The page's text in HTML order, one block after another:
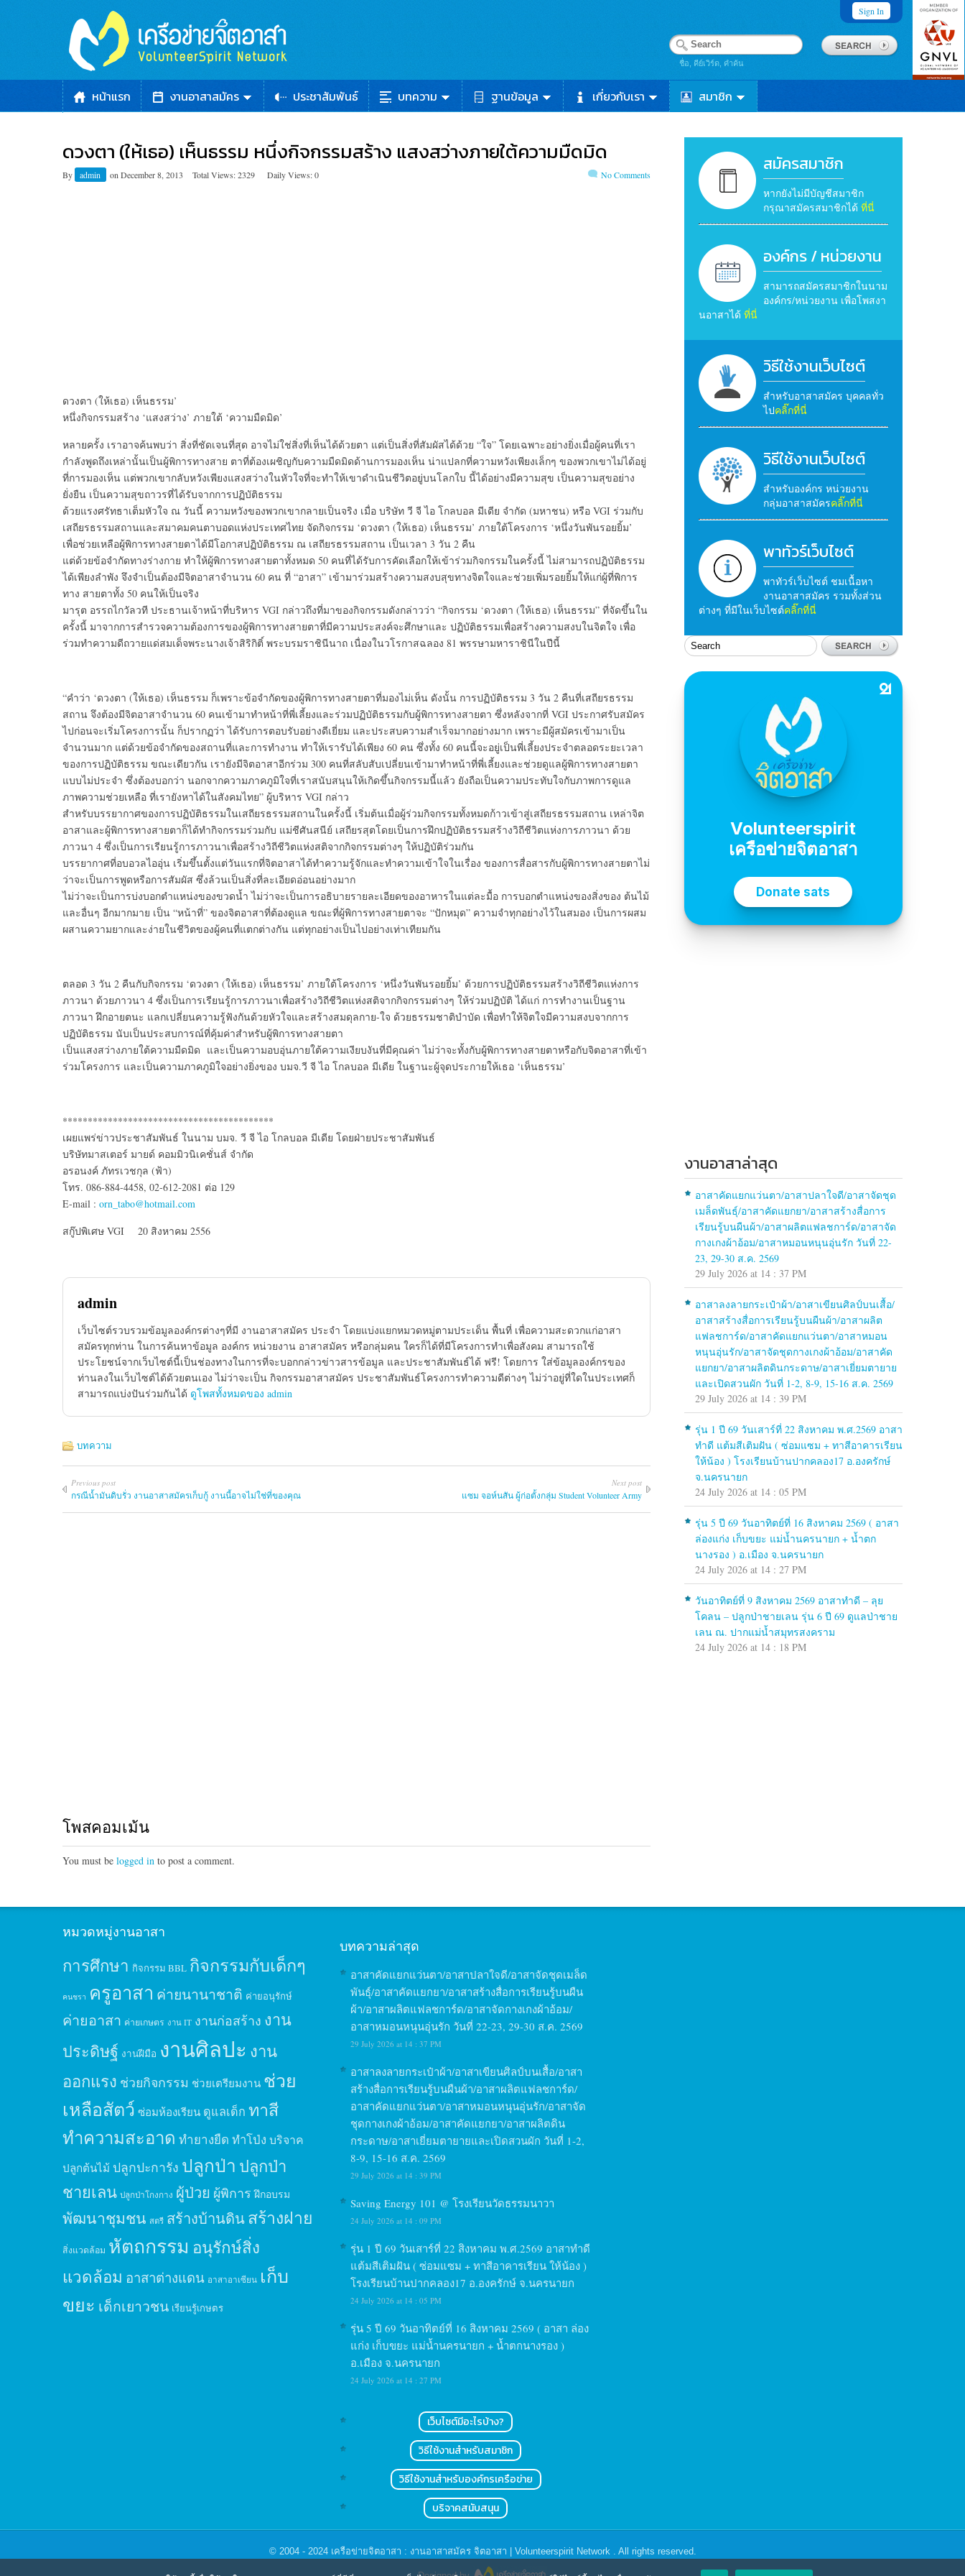
Sign In
ชื่อ, คีย์เวิร์ด, คำค้น
หน้าแรก งานอาสาสมัคร ประชาสัมพันธ์ บทความ ฐานข้อมูล เกี่ยวกับเรา สมาชิก
ดวงตา (ให้เธอ) เห็นธรรม หนึ่งกิจกรรมสร้าง แสงสว่างภายใต้ความมืดมิด
By admin on December 8, 2013 Total Views: 2329 Daily Views: 0 No Comments
ดวงตา (ให้เธอ) เห็นธรรม’
หนึ่งกิจกรรมสร้าง ‘แสงสว่าง’ ภายใต้ ‘ความมืดมิด’
หลายครั้ง เราอาจค้นพบว่า สิ่งที่ชัดเจนที่สุด อาจไม่ใช่สิ่งที่เห็นได้ด้วยตา แต่เป็นสิ่งที่สัมผัสได้ด้วย “ใจ” โดยเฉพาะอย่างยิ่งเมื่อผู้คนที่เรา
กำลังพูดถึงเหล่านั้นเป็นผู้พิการทางสาย ตาที่ต้องเผชิญกับความมืดมิดด้านการมองเห็น น่าแปลกที่ความหวังเพียงเล็กๆ ของพวกเขาไม่ได้อยู่
ที่การมองเห็น แต่พวกเขากลับหวังเพียงแสงสว่างในหัวใจที่จะทำให้เขาดำเนินชีวิตอยู่บนโลกใบ นี้ได้อย่างมีความสุข เป็นความสุขอย่าง
ยั่งยืน เป็นความสุขถาวรที่ได้รับจากการปฏิบัติธรรม
ด้วยแรงศรัทธาเต็มหัวใจ ณ วันนี้ ความหวังของพวกเขากลายเป็นจริง เมื่อ บริษัท วี จี ไอ โกลบอล มีเดีย จำกัด (มหาชน) หรือ VGI ร่วมกับ
เสถียรธรรมสถานและสมาคมคนตาบอดแห่งประเทศไทย จัดกิจกรรม ‘ดวงตา (ให้เธอ) เห็นธรรม’ ภายใต้โครงการ ‘หนึ่งวันพันรอยยิ้ม’
เพื่อช่วยเหลือผู้พิการทางสายตาได้มีโอกาสปฏิบัติธรรม ณ เสถียรธรรมสถาน เป็นเวลา 3 วัน 2 คืน
แต่ด้วยข้อจำกัดทางร่างกาย ทำให้ผู้พิการทางสายตาทั้งหมด 50 คนที่ได้รับการคัดเลือกให้เข้าร่วมกิจกรรมในครั้งนี้ ไม่สามารถปฏิบัติธรรม
ได้เพียงลำพัง จึงจำเป็นต้องมีจิตอาสาจำนวน 60 คน ที่ “อาสา” เข้ามาร่วมสร้างความสงบสุขทางจิตใจและช่วยเพิ่มรอยยิ้มให้แก่ผู้ที่พิการ
ทาง สายตาทั้ง 50 คนให้เป็นจริง
มารุต อรรถไกวัลวที ประธานเจ้าหน้าที่บริหาร VGI กล่าวถึงที่มาของกิจกรรมดังกล่าวว่า “กิจกรรม ‘ดวงตา (ให้เธอ) เห็นธรรม” ที่จัดขึ้นใน
ครั้งนี้ มาจากการสำรวจความต้องการของผู้พิการทางสายตาที่มีความประสงค์จะศึกษาและ ปฏิบัติธรรมเพื่อสร้างความสงบในจิตใจ เพื่อ
ร่วมทำความดีถวายแด่สมเด็จพระนางเจ้าสิริกิติ์ พระบรมราชินีนาถ เนื่องในวโรกาสฉลอง 81 พรรษามหาราชินีในปีนี้
“คำว่า ‘ดวงตา (ให้เธอ) เห็นธรรม ก็เพราะข้อจำกัดของผู้พิการทางสายตาที่มองไม่เห็น ดังนั้น การปฏิบัติธรรม 3 วัน 2 คืนที่เสถียรธรรม
สถาน จึงต้องมีจิตอาสาจำนวน 60 คนเข้ามาทำหน้าที่พี่เลี้ยงและร่วมปฏิบัติธรรมกับผู้พิการทางสายตา ซึ่งหลังจากที่ VGI ประกาศรับสมัคร
ไปก่อนจะเริ่มโครงการนั้น ก็ปรากฏว่า ได้รับการตอบรับอย่างดีเยี่ยม และประสบความสำเร็จมากอย่างมาก เพราะมีผู้สมัครเข้ามาเป็น
จำนวนมาก แต่ด้วยข้อจำกัดของสถานที่และการทำงาน ทำให้เรารับได้เพียง 60 คน ซึ่งทั้ง 60 คนนี้จะอยู่เป็นพี่เลี้ยงประจำตลอดระยะเวลา
ของการปฏิบัติธรรม ขณะเดียวกัน เรายังมีจิตอาสาอีกร่วม 300 คนที่สลับสับเปลี่ยนเข้ามาทำหน้าที่พี่เลี้ยงและช่วยดูแลผู้พิการทางสายตา
แบบไม่ประจำ ซึ่งต้องบอกว่า นอกจากความภาคภูมิใจที่เราสนับสนุนให้เกิดขึ้นกิจกรรมนี้แล้ว ยังถือเป็นความประทับใจกับภาพการดูแล
ภาพความช่วยเหลือ ที่เรายังหาได้ในสังคมไทย” ผู้บริหาร VGI กล่าว
สำหรับบรรยากาศของการปฏิบัติธรรมในเสถียรธรรมสถานในครั้งนี้ เริ่มต้นเมื่อผู้ร่วมกิจกรรมทั้งหมดก้าวเข้าสู่เสถียรธรรมสถาน เหล่าจิต
อาสาและผู้พิการทางสายตาก็ได้ทำกิจกรรมร่วมกับ แม่ชีศันสนีย์ เสถียรสุตโดยเป็นการฝึกปฏิบัติธรรมสร้างวิถีชีวิตแห่งการภาวนา ด้วย
ภาวนา 4 ซึ่งเป็นการเรียนรู้การภาวนาเพื่อสร้างวิถีชีวิตแห่งสติจากกิจกรรมต่างๆ ให้ปฏิบัติร่วมกัน
บรรยากาศที่อบอวลไออุ่น เริ่มขึ้นตั้งแต่วันแรกที่จิตอาสาได้ทำความรู้จักและทำความเข้าใจในเรื่อง ของการสื่อสารกับผู้พิการทางสายตาไม่
ว่าจะเป็นการพูดหรือการสัมผัส ซึ่งล้วนเป็นสิ่งที่ละเอียดอ่อนอย่างมาก
ไม่ว่าจะเป็นการบ่งบอกตำแหน่งของขวดน้ำ ไม่ว่าจะเป็นการอธิบายรายละเอียดของอาหารในแต่ละมื้อ การบอกตำแหน่งของสิ่งของ ต้นไม้
และอื่นๆ อีกมากมาย เป็น “หน้าที่” ของจิตอาสาที่ต้องดูแล ขณะที่ผู้พิการทางสายตาจะ “ปักหมุด” ความจำทุกอย่างไว้ในสมอง เป็นการผสม
ผสานความยากและง่ายในชีวิตของผู้คนที่แตกต่างกัน แต่ทุกอย่างเป็นไปอย่างเท่าเทียมกัน
ตลอด 3 วัน 2 คืนกับกิจกรรม ‘ดวงตา (ให้เธอ) เห็นธรรม’ ภายใต้โครงการ ‘หนึ่งวันพันรอยยิ้ม’ ด้วยการปฏิบัติธรรมสร้างวิถีชีวิตแห่งการ
ภาวนา ด้วยภาวนา 4 ซึ่งเป็นการเรียนรู้การภาวนาเพื่อสร้างวิถีชีวิตแห่งสติจากกิจกรรมต่างๆ ให้ร่วมปฏิบัติ ได้แก่ การทำงานเป็นฐาน
ภาวนา ฝึกอายตนะ แลกเปลี่ยนความรู้ฟังกันด้วยหัวใจและสร้างสมดุลกาย-ใจ ด้วยธรรมชาติบำบัด เพื่อทำให้จิตใจมีความสงบจากการ
ปฏิบัติธรรม นับเป็นประสบการณ์ที่คุ้มค่าสำหรับผู้พิการทางสายตา
เป็นแสงสว่างภายใต้ความมืดมิด และเป็นความอบอุ่นภายใต้ความเงียบงันที่มีคุณค่า ไม่ว่าจะทั้งกับผู้พิการทางสายตาหรือกับจิตอาสาที่เข้า
ร่วมโครงการ และเป็นความภาคภูมิใจอย่างยิ่งของ บมจ.วี จี ไอ โกลบอล มีเดีย ในฐานะผู้จุดประกายให้เธอ ‘เห็นธรรม’
******************************************
เผยแพร่ข่าวประชาสัมพันธ์ ในนาม บมจ. วี จี ไอ โกลบอล มีเดีย โดยฝ่ายประชาสัมพันธ์
บริษัทมาสเตอร์ มายด์ คอมมิวนิเคชั่นส์ จำกัด
อรอนงค์ ภัทรเวชกุล (ฟ้า)
โทร. 086-884-4458, 02-612-2081 ต่อ 129
E-mail : orn_tabo@hotmail.com
สกู๊ปพิเศษ VGI 20 สิงหาคม 2556
admin
เว็บไซต์รวบรวมข้อมูลองค์กรต่างๆที่มี งานอาสาสมัคร ประจำ โดยแบ่งแยกหมวดหมู่ตามประเด็น พื้นที่ เพื่อความสะดวกแก่อาสา
สมัครทุกท่าน ในการค้นหาข้อมูล องค์กร หน่วยงาน อาสาสมัคร หรือกลุ่มคน ใครก็ได้ที่มีโครงการทำเพื่อสังคม สามารถใช้
ประโยชน์จากเว็บไซต์นี้เป็นช่องทางในการที่จะบอกกล่าวข่าวสารข้อมูล และประชาสัมพันธ์ได้ ฟรี! โดยการ ใส่ข้อมูลองค์กรของ
ท่านลงในเว็บไซต์ได้ด้วยตนเอง ไม่ว่าจะเป็น กิจกรรมอาสาสมัคร ประชาสัมพันธ์โครงการทำความดีต่างๆ ไม่ว่าอยู่ที่ใดในประเทศก็
สามารถแบ่งปันร่วมกันได้ ดูโพสทั้งหมดของ admin
บทความ
Previous post
กรณีน้ำมันดิบรั่ว งานอาสาสมัครเก็บกู้ งานนี้อาจไม่ใช่ที่ของคุณ
Next post
แซม จอห์นสัน ผู้ก่อตั้งกลุ่ม Student Volunteer Army
โพสคอมเม้น
You must be logged in to post a comment.
สมัครสมาชิก
หากยังไม่มีบัญชีสมาชิก
กรุณาสมัครสมาชิกได้ ที่นี่
องค์กร / หน่วยงาน
สามารถสมัครสมาชิกในนาม
องค์กร/หน่วยงาน เพื่อโพสงา
นอาสาได้ ที่นี่
วิธีใช้งานเว็บไซต์
สำหรับอาสาสมัคร บุคคลทั่ว
ไปคลิ๊กที่นี่
วิธีใช้งานเว็บไซต์
สำหรับองค์กร หน่วยงาน
กลุ่มอาสาสมัครคลิ๊กที่นี่
พาทัวร์เว็บไซต์
พาทัวร์เว็บไซต์ ชมเนื้อหา
งานอาสาสมัคร รวมทั้งส่วน
ต่างๆ ที่มีในเว็บไซต์คลิ๊กที่นี่
งานอาสาล่าสุด
อาสาคัดแยกแว่นตา/อาสาปลาใจดี/อาสาจัดชุด
เมล็ดพันธุ์/อาสาคัดแยกยา/อาสาสร้างสื่อการ
เรียนรู้บนผืนผ้า/อาสาผลิตแฟลชการ์ด/อาสาจัด
กางเกงผ้าอ้อม/อาสาหมอนหนุนอุ่นรัก วันที่ 22-
23, 29-30 ส.ค. 2569
29 July 2026 at 14 : 37 PM
อาสาลงลายกระเป๋าผ้า/อาสาเขียนศิลป์บนเสื้อ/
อาสาสร้างสื่อการเรียนรู้บนผืนผ้า/อาสาผลิต
แฟลชการ์ด/อาสาคัดแยกแว่นตา/อาสาหมอน
หนุนอุ่นรัก/อาสาจัดชุดกางเกงผ้าอ้อม/อาสาคัด
แยกยา/อาสาผลิตดินกระดาษ/อาสาเยี่ยมตายาย
และเปิดสวนผัก วันที่ 1-2, 8-9, 15-16 ส.ค. 2569
29 July 2026 at 14 : 39 PM
รุ่น 1 ปี 69 วันเสาร์ที่ 22 สิงหาคม พ.ศ.2569 อาสา
ทำดี แต้มสีเติมฝัน ( ซ่อมแซม + ทาสีอาคารเรียน
ให้น้อง ) โรงเรียนบ้านปากคลอง17 อ.องครักษ์
จ.นครนายก
24 July 2026 at 14 : 05 PM
รุ่น 5 ปี 69 วันอาทิตย์ที่ 16 สิงหาคม 2569 ( อาสา
ล่องแก่ง เก็บขยะ แม่น้ำนครนายก + น้ำตก
นางรอง ) อ.เมือง จ.นครนายก
24 July 2026 at 14 : 27 PM
วันอาทิตย์ที่ 9 สิงหาคม 2569 อาสาทำดี – ลุย
โคลน – ปลูกป่าชายเลน รุ่น 6 ปี 69 ดูแลป่าชาย
เลน ณ. ปากแม่น้ำสมุทรสงคราม
24 July 2026 at 14 : 18 PM
หมวดหมู่งานอาสา
การศึกษา กิจกรรม BBL กิจกรรมกับเด็กๆ
คนชรา ครูอาสา ค่ายนานาชาติ ค่ายอนุรักษ์
ค่ายอาสา ค่ายเกษตร งาน IT งานก่อสร้าง งาน
ประดิษฐ์ งานฝีมือ งานศิลปะ งาน
ออกแรง ช่วยกิจกรรม ช่วยเตรียมงาน ช่วย
เหลือสัตว์ ซ่อมห้องเรียน ดูแลเด็ก ทาสี
ทำความสะอาด ทำยางยืด ทำโป่ง บริจาค
ปลูกต้นไม้ ปลูกปะการัง ปลูกป่า ปลูกป่า
ชายเลน ปลูกป่าโกงกาง ผู้ป่วย ผู้พิการ ฝึกอบรม
พัฒนาชุมชน สตรี สร้างบ้านดินสร้างฝาย
สิ่งแวดล้อม หัตถกรรม อนุรักษ์สิ่ง
แวดล้อม อาสาต่างแดน อาสาอาเซียน เก็บ
ขยะ เด็กเยาวชน เรียนรู้เกษตร
บทความล่าสุด
อาสาคัดแยกแว่นตา/อาสาปลาใจดี/อาสาจัดชุดเมล็ด
พันธุ์/อาสาคัดแยกยา/อาสาสร้างสื่อการเรียนรู้บนผืน
ผ้า/อาสาผลิตแฟลชการ์ด/อาสาจัดกางเกงผ้าอ้อม/
อาสาหมอนหนุนอุ่นรัก วันที่ 22-23, 29-30 ส.ค. 2569
29 July 2026 at 14 : 37 PM
อาสาลงลายกระเป๋าผ้า/อาสาเขียนศิลป์บนเสื้อ/อาสา
สร้างสื่อการเรียนรู้บนผืนผ้า/อาสาผลิตแฟลชการ์ด/
อาสาคัดแยกแว่นตา/อาสาหมอนหนุนอุ่นรัก/อาสาจัด
ชุดกางเกงผ้าอ้อม/อาสาคัดแยกยา/อาสาผลิตดิน
กระดาษ/อาสาเยี่ยมตายายและเปิดสวนผัก วันที่ 1-2,
8-9, 15-16 ส.ค. 2569
29 July 2026 at 14 : 39 PM
Saving Energy 101 @ โรงเรียนวัดธรรมนาวา
24 July 2026 at 14 : 09 PM
รุ่น 1 ปี 69 วันเสาร์ที่ 22 สิงหาคม พ.ศ.2569 อาสาทำดี
แต้มสีเติมฝัน ( ซ่อมแซม + ทาสีอาคารเรียน ให้น้อง )
โรงเรียนบ้านปากคลอง17 อ.องครักษ์ จ.นครนายก
24 July 2026 at 14 : 05 PM
รุ่น 5 ปี 69 วันอาทิตย์ที่ 16 สิงหาคม 2569 ( อาสา ล่อง
แก่ง เก็บขยะ แม่น้ำนครนายก + น้ำตกนางรอง )
อ.เมือง จ.นครนายก
24 July 2026 at 14 : 27 PM
เว็บไซต์มีอะไรบ้าง?
วิธีใช้งานสำหรับสมาชิก
วิธีใช้งานสำหรับองค์กรเครือข่าย
บริจาคสนับสนุน
© 2004 - 2024 เครือข่ายจิตอาสา : งานอาสาสมัคร จิตอาสา | Volunteerspirit Network . All rights reserved.